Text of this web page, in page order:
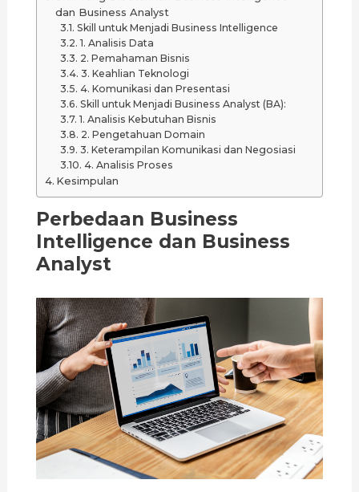
dan Business Analyst
Skill untuk Menjadi Business Intelligence
1. Analisis Data
2. Pemahaman Bisnis
3. Keahlian Teknologi
4. Komunikasi dan Presentasi
Skill untuk Menjadi Business Analyst (BA):
1. Analisis Kebutuhan Bisnis
2. Pengetahuan Domain
3. Keterampilan Komunikasi dan Negosiasi
4. Analisis Proses
Kesimpulan
Perbedaan Business
Intelligence dan Business
Analyst